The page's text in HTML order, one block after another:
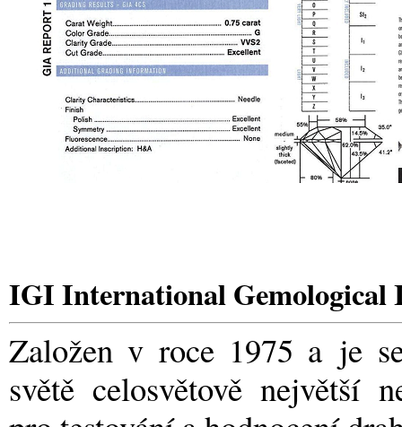
IGI International Gemological
Založen v roce 1975 a je
světě celosvětově největší